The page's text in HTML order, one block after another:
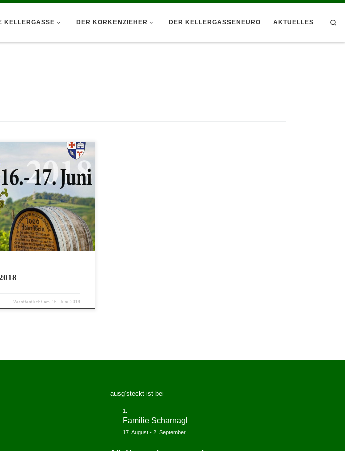
KELLERGASSE DER KORKENZIEHER DER KELLERGASSENEURO AKTUELLES
Veröffentlicht am 16. Juni 2018
ausg’steckt ist bei
Familie Scharnagl
17. August - 2. September